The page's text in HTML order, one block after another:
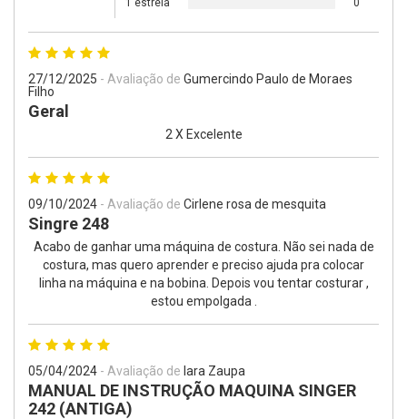
1 estrela 0
27/12/2025 - Avaliação de Gumercindo Paulo de Moraes
Filho
Geral
2 X Excelente
09/10/2024 - Avaliação de Cirlene rosa de mesquita
Singre 248
Acabo de ganhar uma máquina de costura. Não sei nada de
costura, mas quero aprender e preciso ajuda pra colocar
linha na máquina e na bobina. Depois vou tentar costurar ,
estou empolgada .
05/04/2024 - Avaliação de Iara Zaupa
MANUAL DE INSTRUÇÃO MAQUINA SINGER
242 (ANTIGA)